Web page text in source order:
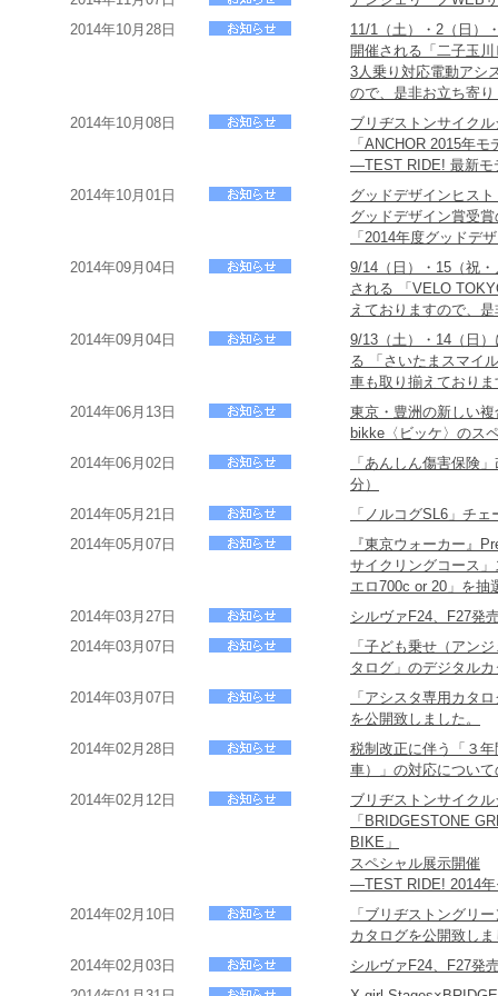
2014年10月28日
11/1（土）・2（日）
開催される「二子玉
3人乗り対応電動アシ
ので、是非お立ち寄
2014年10月08日
ブリヂストンサイク
「ANCHOR 2015年
―TEST RIDE! 最新
2014年10月01日
グッドデザインヒス
グッドデザイン賞受
「2014年度グッドデ
2014年09月04日
9/14（日）・15（祝
される 「VELO
えておりますので、
2014年09月04日
9/13（土）・14（日
る 「さいたまスマイ
車も取り揃えており
2014年06月13日
東京・豊洲の新しい
bikke〈ビッケ〉のス
2014年06月02日
「あんしん傷害保険
分）
2014年05月21日
「ノルコグSL6」チ
2014年05月07日
『東京ウォーカー』
サイクリングコース
エロ700c or 20」を
2014年03月27日
シルヴァF24、F27発
2014年03月07日
「子ども乗せ（アン
タログ」のデジタル
2014年03月07日
「アシスタ専用カタ
を公開致しました。
2014年02月28日
税制改正に伴う「３
車）」の対応につい
2014年02月12日
ブリヂストンサイク
「BRIDGESTONE
BIKE」
スペシャル展示開催
―TEST RIDE! 2014
2014年02月10日
「ブリヂストングリ
カタログを公開致し
2014年02月03日
シルヴァF24、F27発